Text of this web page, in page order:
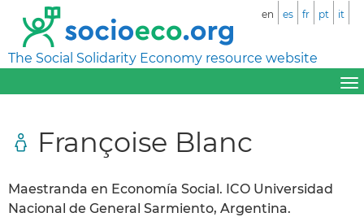
The Social Solidarity Economy resource website
en es fr pt it
Françoise Blanc
Maestranda en Economía Social. ICO Universidad
Nacional de General Sarmiento, Argentina.